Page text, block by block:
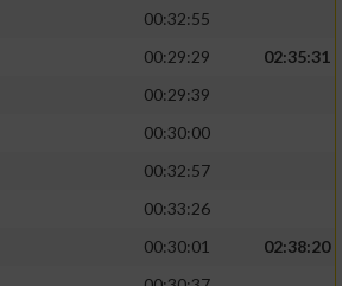
00:32:55
00:29:29
02:35:31
00:29:39
00:30:00
00:32:57
00:33:26
00:30:01
02:38:20